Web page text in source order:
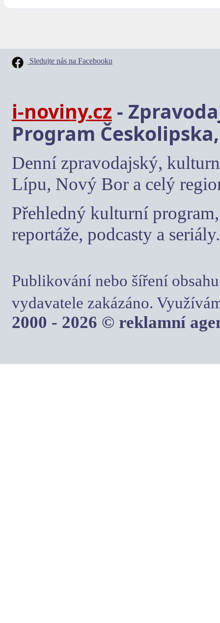
Sledujte nás na Facebooku
i-noviny.cz -
Program
Denní zpravodajský,
Lípu, Nový Bor a celý
Přehledný kulturní
reportáže, podcasty a seriály.
Publikování nebo šíření
vydavatele zakázáno.
2000 - 2026 © reklamní